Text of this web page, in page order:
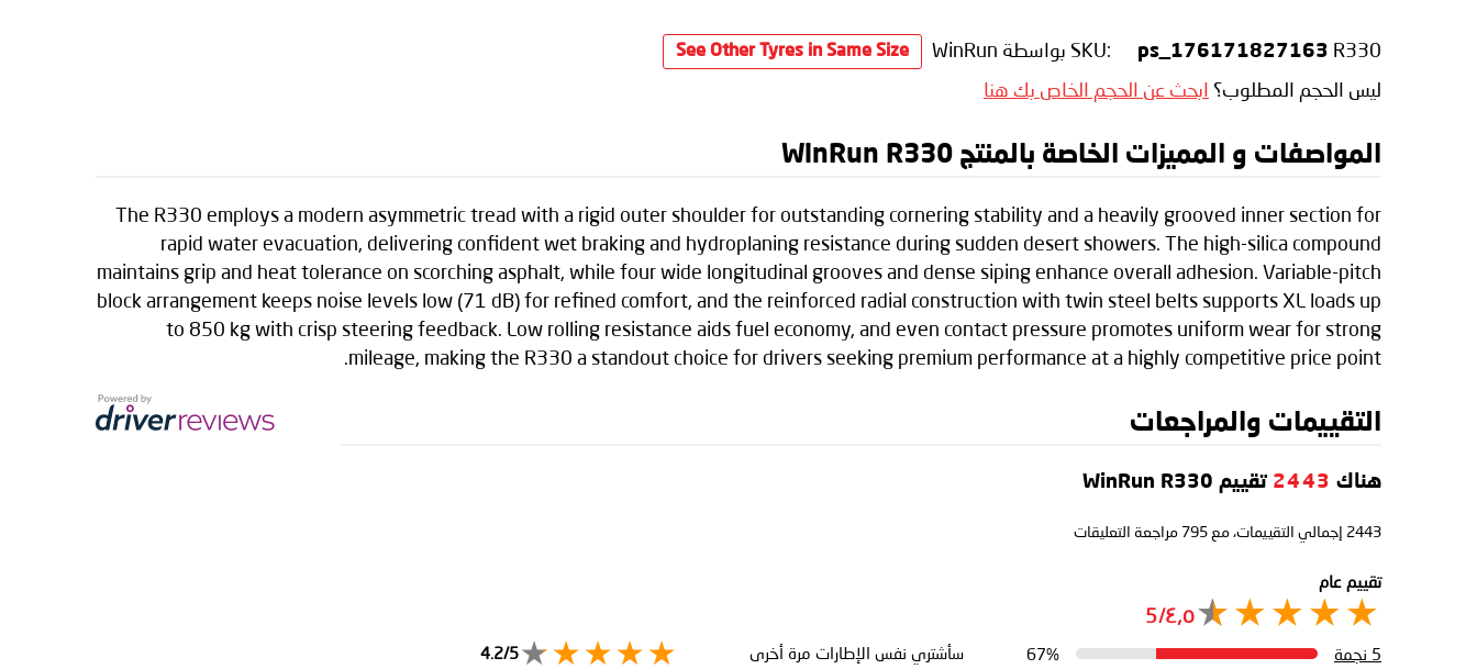
SKU: ps_176171827163 R330 بواسطة WinRun See Other Tyres in Same Size
ليس الحجم المطلوب؟ ابحث عن الحجم الخاص بك هنا
المواصفات و المميزات الخاصة بالمنتج WinRun R330
The R330 employs a modern asymmetric tread with a rigid outer shoulder for outstanding cornering stability and a heavily grooved inner section for
rapid water evacuation, delivering confident wet braking and hydroplaning resistance during sudden desert showers. The high-silica compound
maintains grip and heat tolerance on scorching asphalt, while four wide longitudinal grooves and dense siping enhance overall adhesion. Variable-pitch
block arrangement keeps noise levels low (71 dB) for refined comfort, and the reinforced radial construction with twin steel belts supports XL loads up
to 850 kg with crisp steering feedback. Low rolling resistance aids fuel economy, and even contact pressure promotes uniform wear for strong
mileage, making the R330 a standout choice for drivers seeking premium performance at a highly competitive price point.
التقييمات والمراجعات
هناك 2443 تقييم WinRun R330
2443 إجمالي التقييمات، مع 795 مراجعة التعليقات
تقييم عام
٤٫٥/5
5 نجمة
67%
سأشتري نفس الإطارات مرة أخرى
4.2/5